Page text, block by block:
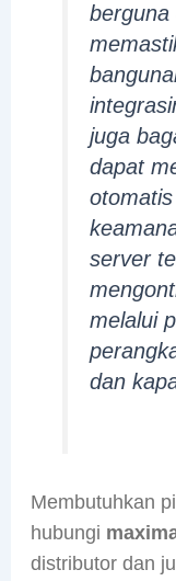
berguna
juga
dapat
server
melalui
dan
Membutuhkan
hubungi
distributor dan